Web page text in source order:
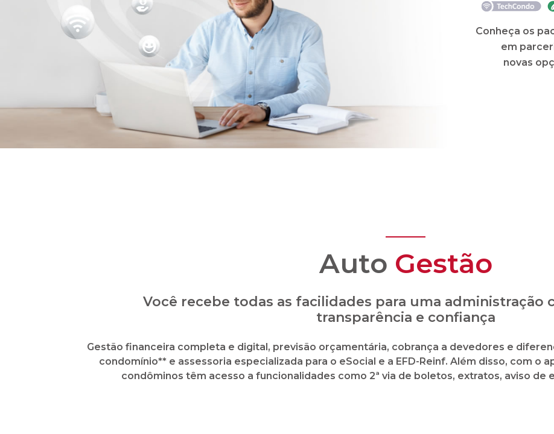
Conheça os
em
novas
Auto Gestão
Você recebe todas as facilidades para uma administração
transparência e confiança
Gestão financeira completa e digital, previsão orçamentária, cobrança a devedores e
condomínio** e assessoria especializada para o eSocial e a EFD-Reinf. Além disso, com o
condôminos têm acesso a funcionalidades como 2ª via de boletos, extratos, aviso de